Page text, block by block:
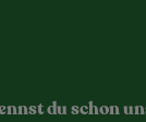
du schon